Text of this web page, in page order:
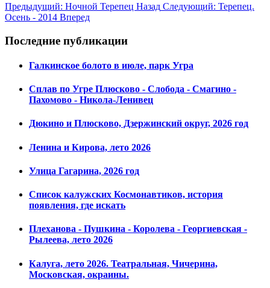
Предыдущий: Ночной Терепец Назад Следующий: Терепец.
Осень - 2014 Вперед
Последние публикации
Галкинское болото в июле, парк Угра
Сплав по Угре Плюсково - Слобода - Смагино -
Пахомово - Никола-Ленивец
Дюкино и Плюсково, Дзержинский округ, 2026 год
Ленина и Кирова, лето 2026
Улица Гагарина, 2026 год
Список калужских Космонавтиков, история
появления, где искать
Плеханова - Пушкина - Королева - Георгиевская -
Рылеева, лето 2026
Калуга, лето 2026. Театральная, Чичерина,
Московская, окраины.